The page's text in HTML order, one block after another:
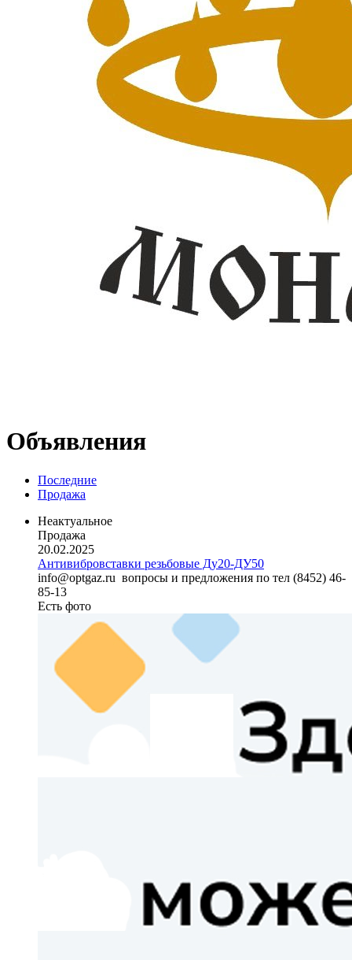
Объявления
Последние
Продажа
Неактуальное
Продажа
20.02.2025
Антивибровставки резьбовые Ду20-ДУ50
info@optgaz.ru вопросы и предложения по тел (8452) 46-
85-13
Есть фото